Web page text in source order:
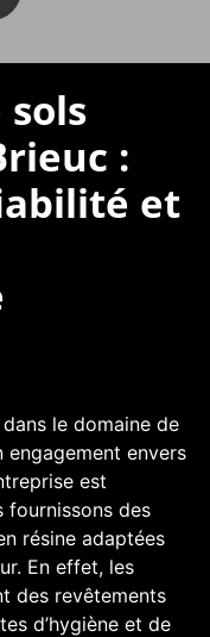
:
et
dans le domaine de
engagement envers
est
fournissons des
résine adaptées
En effet, les
des revêtements
d’hygiène et de